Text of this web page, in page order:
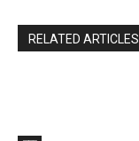
RELATED ARTICLES